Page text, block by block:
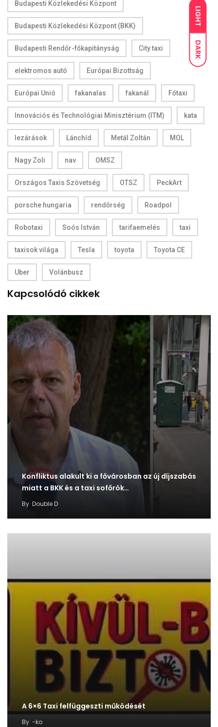
LIGHT
DARK
Budapesti Közlekedési Központ
Budapesti Közlekedési Központ (BKK)
Budapesti Rendőr-főkapitányság City taxi
elektromos autó Európai Bizottság
Európai Unió fakanalas fakanál Főtaxi
Innovációs és Technológiai Minisztérium (ITM) kata
lezárások Lánchíd Metál Zoltán MOL
Nagy Zoli nav OMSZ
Országos Taxis Szövetség OTSZ PeckArt
porsche hungaria rendőrség Roadpol
Robotaxi Soós István tarifaemelés taxi
taxisok világa Tesla toyota Toyota CE
Uber Volánbusz
Kapcsolódó cikkek
Konfliktus alakult ki a fővárosban az új díjszabás
miatt a BKK és a taxi sofőrök…
By Double D
A 6×6 Taxi felfüggeszti működését
By -ko